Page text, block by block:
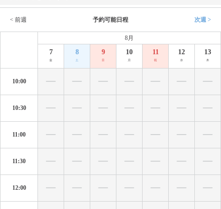
< 前週 予約可能日程 次週 >
8月
7
金
8
土
9
日
10
月
11
祝
12
水
13
木
10:00
10:30
11:00
11:30
12:00